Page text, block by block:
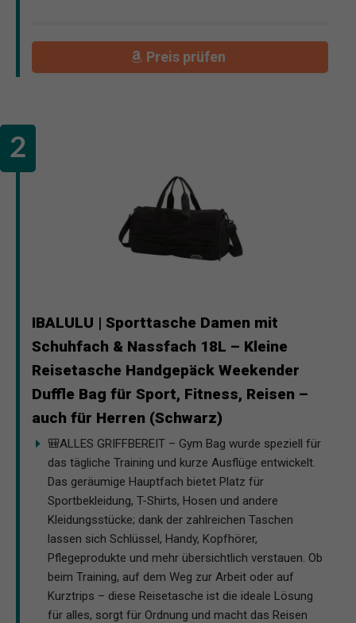
Preis prüfen
IBALULU | Sporttasche Damen mit
Schuhfach & Nassfach 18L – Kleine
Reisetasche Handgepäck Weekender
Duffle Bag für Sport, Fitness, Reisen –
auch für Herren (Schwarz)
🎒ALLES GRIFFBEREIT – Gym Bag wurde speziell für
das tägliche Training und kurze Ausflüge entwickelt.
Das geräumige Hauptfach bietet Platz für
Sportbekleidung, T-Shirts, Hosen und andere
Kleidungsstücke; dank der zahlreichen Taschen
lassen sich Schlüssel, Handy, Kopfhörer,
Pflegeprodukte und mehr übersichtlich verstauen. Ob
beim Training, auf dem Weg zur Arbeit oder auf
Kurztrips – diese Reisetasche ist die ideale Lösung
für alles, sorgt für Ordnung und macht das Reisen